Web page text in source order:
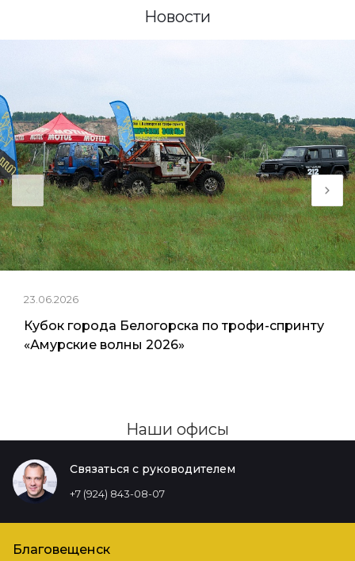
Новости
23.06.2026
Кубок города Белогорска по трофи-спринту
«Амурские волны 2026»
Наши офисы
Связаться с руководителем
+7 (924) 843-08-07
Благовещенск